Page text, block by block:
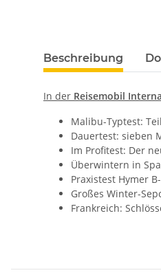
Beschreibung
In der Reisemobil
Malibu-Typtest:
Dauertest: sieben
Im Profitest: Der
Überwintern in
Praxistest Hymer
Großes Winter-
Frankreich: